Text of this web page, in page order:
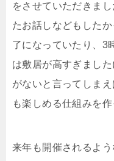
をさせていただきま
たお話しなどもした
了になっていたり、3
は敷居が高すぎまし
がないと言ってしま
も楽しめる仕組みを作
来年も開催されるよ